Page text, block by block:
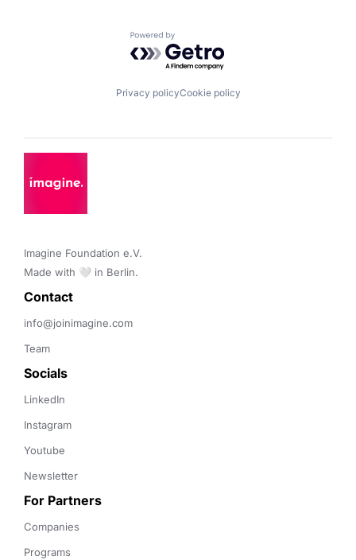
Powered by Getro.com
Privacy policyCookie policy
Imagine Foundation e.V.
Made with 🤍 in Berlin.
Contact
info@joinimagine.com
Team
Socials
LinkedIn
Instagram
Youtube
Newsletter
For Partners
Companies
Programs